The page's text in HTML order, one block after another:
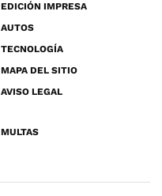
EDICIÓN IMPRESA
AUTOS
TECNOLOGÍA
MAPA DEL SITIO
AVISO LEGAL
MULTAS